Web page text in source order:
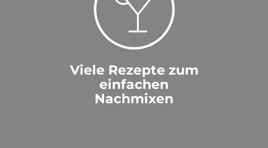
Viele Rezepte zum
einfachen
Nachmixen